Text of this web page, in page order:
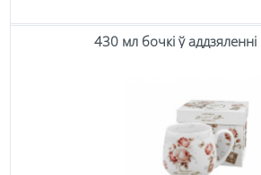
430 мл бочкі ў